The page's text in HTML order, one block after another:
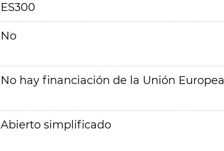
ES300
No
No hay financiación de la Unión Europea
Abierto simplificado